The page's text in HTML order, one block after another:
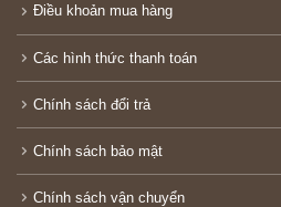
Điều khoản mua hàng
Các hình thức thanh toán
Chính sách đổi trả
Chính sách bảo mật
Chính sách vận chuyển